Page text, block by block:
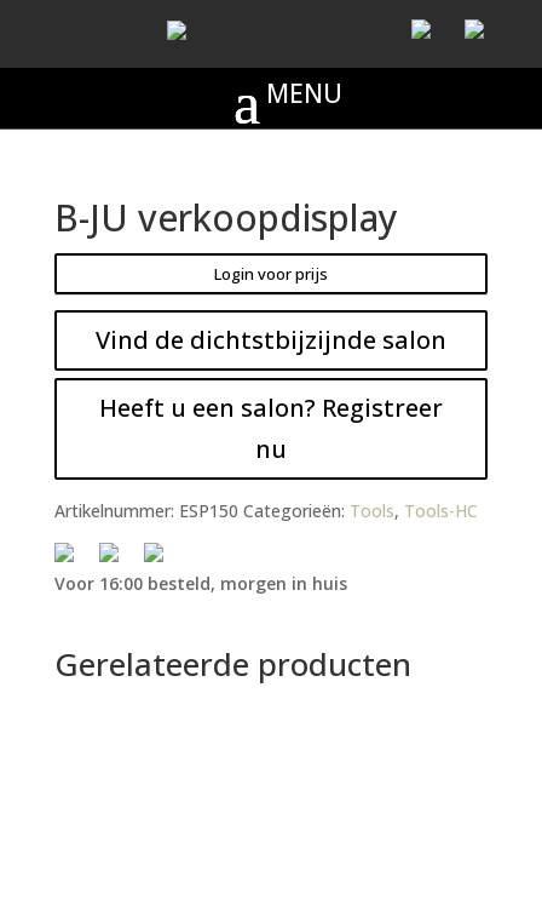
B-JU verkoopdisplay
Login voor prijs
Vind de dichtstbijzijnde salon
Heeft u een salon? Registreer
nu
Artikelnummer: ESP150 Categorieën: Tools, Tools-HC
Voor 16:00 besteld, morgen in huis
Gerelateerde producten